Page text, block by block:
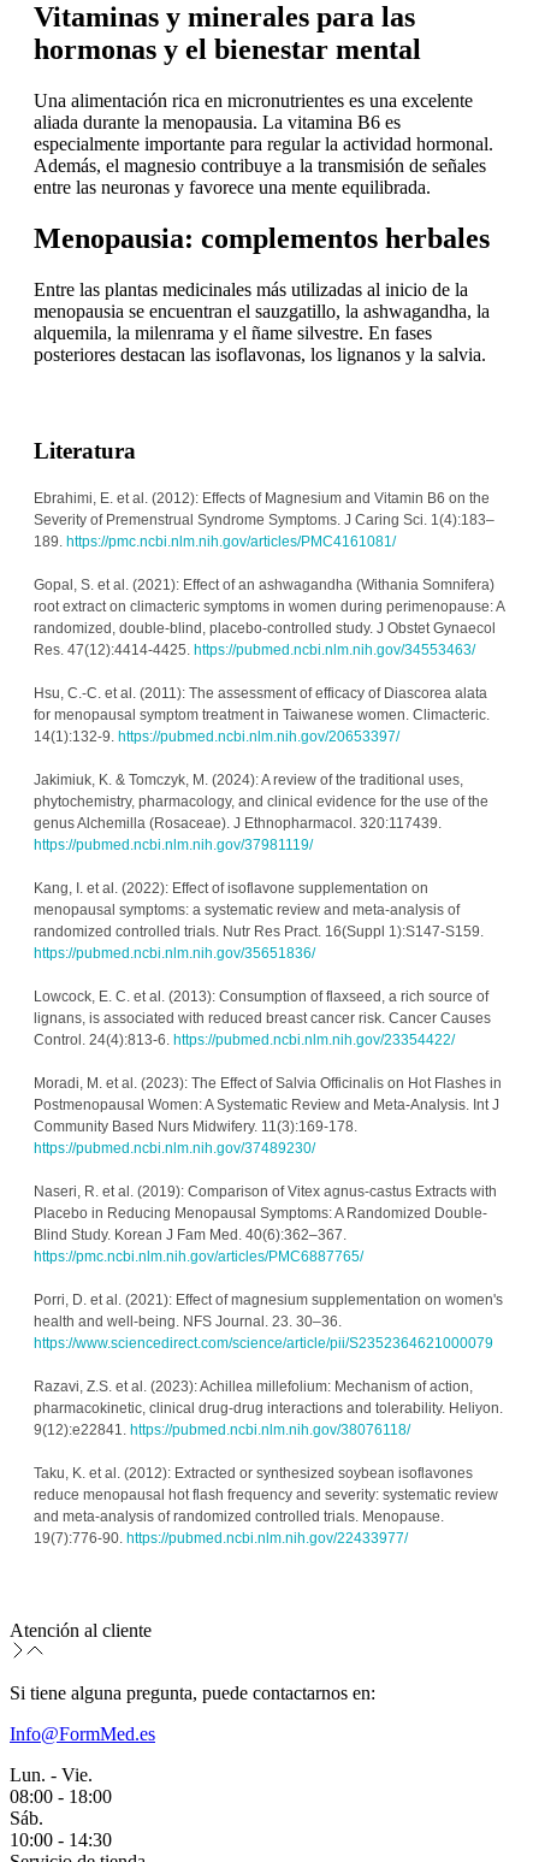
Vitaminas y minerales para las
hormonas y el bienestar mental
Una alimentación rica en micronutrientes es una excelente
aliada durante la menopausia. La vitamina B6 es
especialmente importante para regular la actividad hormonal.
Además, el magnesio contribuye a la transmisión de señales
entre las neuronas y favorece una mente equilibrada.
Menopausia: complementos herbales
Entre las plantas medicinales más utilizadas al inicio de la
menopausia se encuentran el sauzgatillo, la ashwagandha, la
alquemila, la milenrama y el ñame silvestre. En fases
posteriores destacan las isoflavonas, los lignanos y la salvia.
Literatura
Ebrahimi, E. et al. (2012): Effects of Magnesium and Vitamin B6 on the
Severity of Premenstrual Syndrome Symptoms. J Caring Sci. 1(4):183–
189. https://pmc.ncbi.nlm.nih.gov/articles/PMC4161081/
Gopal, S. et al. (2021): Effect of an ashwagandha (Withania Somnifera)
root extract on climacteric symptoms in women during perimenopause: A
randomized, double-blind, placebo-controlled study. J Obstet Gynaecol
Res. 47(12):4414-4425. https://pubmed.ncbi.nlm.nih.gov/34553463/
Hsu, C.-C. et al. (2011): The assessment of efficacy of Diascorea alata
for menopausal symptom treatment in Taiwanese women. Climacteric.
14(1):132-9. https://pubmed.ncbi.nlm.nih.gov/20653397/
Jakimiuk, K. & Tomczyk, M. (2024): A review of the traditional uses,
phytochemistry, pharmacology, and clinical evidence for the use of the
https://pubmed.ncbi.nlm.nih.gov/37981119/
Kang, I. et al. (2022): Effect of isoflavone supplementation on
menopausal symptoms: a systematic review and meta-analysis of
https://pubmed.ncbi.nlm.nih.gov/35651836/
Lowcock, E. C. et al. (2013): Consumption of flaxseed, a rich source of
lignans, is associated with reduced breast cancer risk. Cancer Causes
Control. 24(4):813-6. https://pubmed.ncbi.nlm.nih.gov/23354422/
Moradi, M. et al. (2023): The Effect of Salvia Officinalis on Hot Flashes in
Postmenopausal Women: A Systematic Review and Meta-Analysis. Int J
https://pubmed.ncbi.nlm.nih.gov/37489230/
Naseri, R. et al. (2019): Comparison of Vitex agnus-castus Extracts with
Placebo in Reducing Menopausal Symptoms: A Randomized Double-
https://pmc.ncbi.nlm.nih.gov/articles/PMC6887765/
Porri, D. et al. (2021): Effect of magnesium supplementation on women's
https://www.sciencedirect.com/science/article/pii/S2352364621000079
Razavi, Z.S. et al. (2023): Achillea millefolium: Mechanism of action,
pharmacokinetic, clinical drug-drug interactions and tolerability. Heliyon.
9(12):e22841. https://pubmed.ncbi.nlm.nih.gov/38076118/
Taku, K. et al. (2012): Extracted or synthesized soybean isoflavones
reduce menopausal hot flash frequency and severity: systematic review
and meta-analysis of randomized controlled trials. Menopause.
19(7):776-90. https://pubmed.ncbi.nlm.nih.gov/22433977/
Atención al cliente
Si tiene alguna pregunta, puede contactarnos en:
Info@FormMed.es
Lun. - Vie.
08:00 - 18:00
Sáb.
10:00 - 14:30